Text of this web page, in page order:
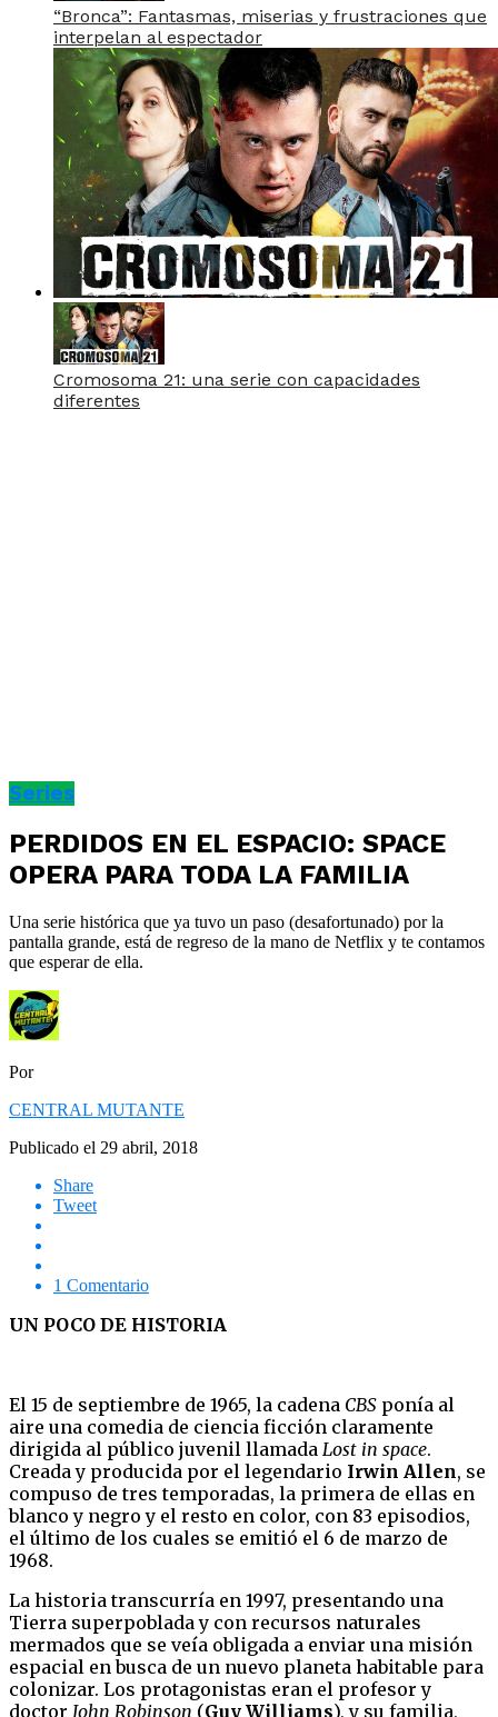
“Bronca”: Fantasmas, miserias y frustraciones que
interpelan al espectador
Cromosoma 21: una serie con capacidades
diferentes
Series
PERDIDOS EN EL ESPACIO: SPACE
OPERA PARA TODA LA FAMILIA
Una serie histórica que ya tuvo un paso (desafortunado) por la
pantalla grande, está de regreso de la mano de Netflix y te contamos
que esperar de ella.
Por
CENTRAL MUTANTE
Publicado el 29 abril, 2018
Share
Tweet
1 Comentario
UN POCO DE HISTORIA
El 15 de septiembre de 1965, la cadena CBS ponía al
aire una comedia de ciencia ficción claramente
dirigida al público juvenil llamada Lost in space.
Creada y producida por el legendario Irwin Allen, se
compuso de tres temporadas, la primera de ellas en
blanco y negro y el resto en color, con 83 episodios,
el último de los cuales se emitió el 6 de marzo de
1968.
La historia transcurría en 1997, presentando una
Tierra superpoblada y con recursos naturales
mermados que se veía obligada a enviar una misión
espacial en busca de un nuevo planeta habitable para
colonizar. Los protagonistas eran el profesor y
doctor John Robinson (Guy Williams), y su familia,